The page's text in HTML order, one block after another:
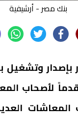
بنك مصر - أرشيفية
وتشغيل
لأصحاب